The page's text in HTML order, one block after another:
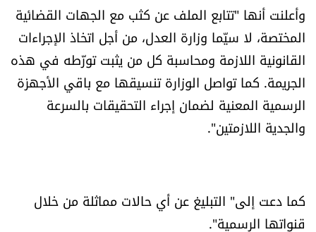
ثقافة وفنون
فصل من كتاب
اقرأ تضحك
كاميرا
صحّة وصحن
وأعلنت أنها "تتابع الملف عن كثب مع الجهات القضائية
المختصة، لا سيّما وزارة العدل، من أجل اتخاذ الإجراءات
القانونية اللازمة ومحاسبة كل من يثبت تورّطه في هذه
الجريمة. كما تواصل الوزارة تنسيقها مع باقي الأجهزة
الرسمية المعنية لضمان إجراء التحقيقات بالسرعة
والجدية اللازمتين".
كما دعت إلى" التبليغ عن أي حالات مماثلة من خلال
قنواتها الرسمية".